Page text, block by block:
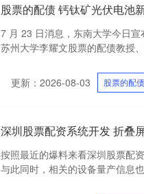
股票的配债 钙钛矿光伏电池
7 月 23 日消息，东南大学今日
苏州大学李耀文股票的配债教授
更新：2026-08-03 股票的配债
深圳股票配资系统开发 折叠
按照最近的爆料来看深圳股票配
与此同时，相关的设备量产信息